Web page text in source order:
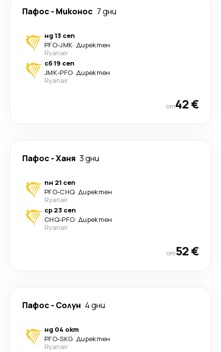
Пафос - Миконос 7 дни
нд 13 сеп
PFO-JMK· Директен
Ryanair
сб 19 сеп
JMK-PFO· Директен
Ryanair
от42 €
Пафос -Ханя 3 дни
пн 21 сеп
PFO-CHQ· Директен
Ryanair
ср 23 сеп
CHQ-PFO· Директен
Ryanair
от52 €
Пафос - Солун 4 дни
нд 04 окт
PFO-SKG· Директен
Ryanair